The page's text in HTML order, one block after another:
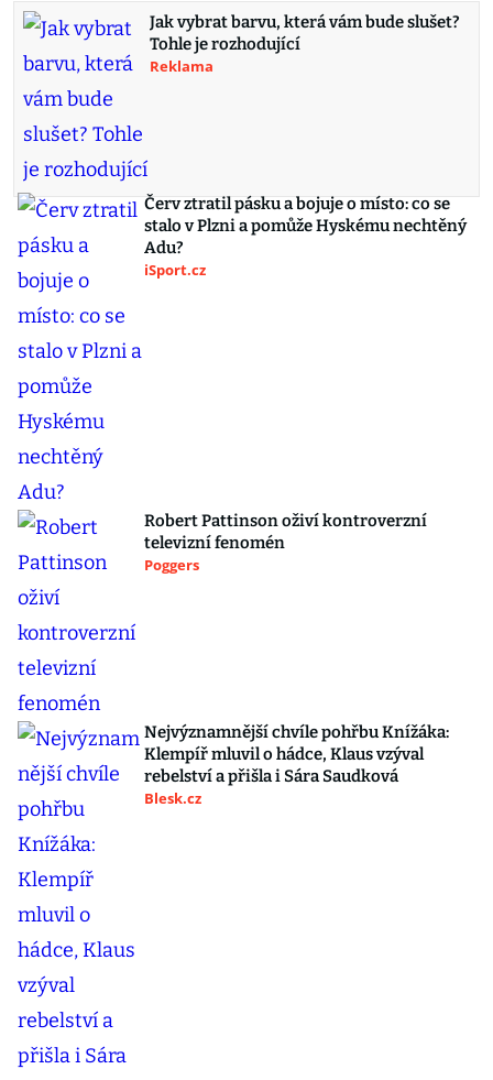
Jak vybrat barvu, která vám bude slušet?
Tohle je rozhodující
Reklama
Červ ztratil pásku a bojuje o místo: co se
stalo v Plzni a pomůže Hyskému nechtěný
Adu?
iSport.cz
Robert Pattinson oživí kontroverzní
televizní fenomén
Poggers
Nejvýznamnější chvíle pohřbu Knížáka:
Klempíř mluvil o hádce, Klaus vzýval
rebelství a přišla i Sára Saudková
Blesk.cz